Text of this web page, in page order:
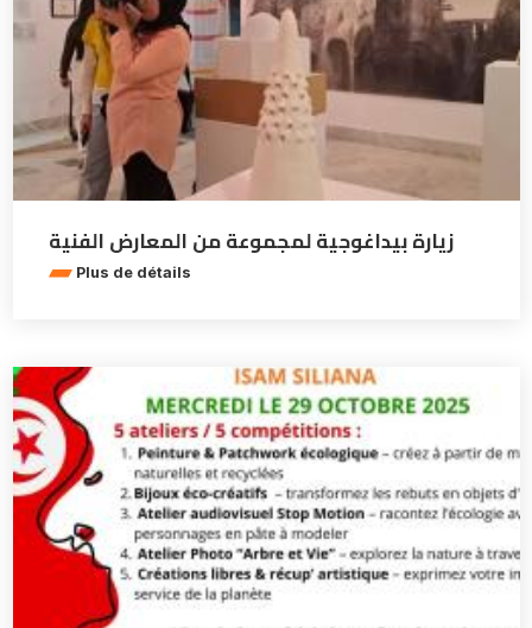
زيارة بيداغوجية لمجموعة من المعارض الفنية
Plus de détails